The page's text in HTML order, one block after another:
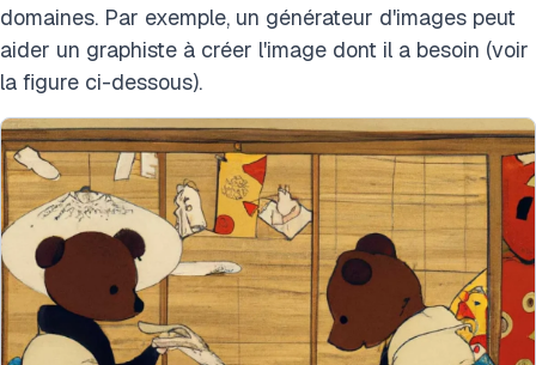
domaines. Par exemple, un générateur d'images peut
aider un graphiste à créer l'image dont il a besoin (voir
la figure ci-dessous).